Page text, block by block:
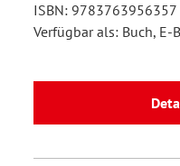
ISBN: 9783763956357
Verfügbar als: Buch, E-